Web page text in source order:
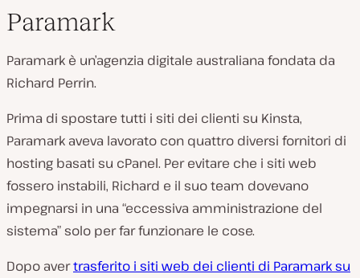
Paramark
Paramark è un’agenzia digitale australiana fondata da
Richard Perrin.
Prima di spostare tutti i siti dei clienti su Kinsta,
Paramark aveva lavorato con quattro diversi fornitori di
hosting basati su cPanel. Per evitare che i siti web
fossero instabili, Richard e il suo team dovevano
impegnarsi in una “eccessiva amministrazione del
sistema” solo per far funzionare le cose.
Dopo avertrasferito i siti web dei clienti di Paramark su